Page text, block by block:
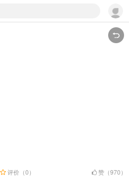
评价（0） 赞（970）